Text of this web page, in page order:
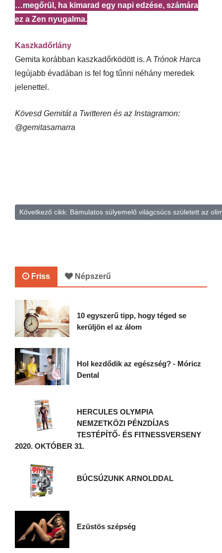
…megőrül, ha kimarad egy napi edzése, számára
ez a Zen nyugalma.
Kaszkadőrlány
Gemita korábban kaszkadőrködött is. A Trónok Harca
legújabb évadában is fel fog tűnni néhány meredek
jelenettel.
Kövesd Gemitát a Twitteren és az Instagramon:
@gemitasamarra
Következő cikk: Bámulatos súlyemelő világcsúcs született az
Friss Népszerű
10 egyszerű tipp, hogy téged se
kerüljön el az álom
Hol kezdődik az egészség? - Móricz
Dental
HERCULES OLYMPIA
NEMZETKÖZI PÉNZDÍJAS
TESTÉPÍTŐ- ÉS FITNESSVERSENY
2020. OKTÓBER 31.
BÚCSÚZUNK ARNOLDDAL
Ezüstös szépség